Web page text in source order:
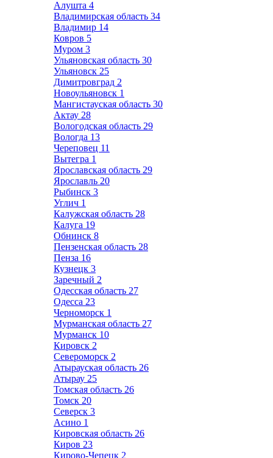
Алушта 4
Владимирская область 34
Владимир 14
Ковров 5
Муром 3
Ульяновская область 30
Ульяновск 25
Димитровград 2
Новоульяновск 1
Мангистауская область 30
Актау 28
Вологодская область 29
Вологда 13
Череповец 11
Вытегра 1
Ярославская область 29
Ярославль 20
Рыбинск 3
Углич 1
Калужская область 28
Калуга 19
Обнинск 8
Пензенская область 28
Пенза 16
Кузнецк 3
Заречный 2
Одесская область 27
Одесса 23
Черноморск 1
Мурманская область 27
Мурманск 10
Кировск 2
Североморск 2
Атырауская область 26
Атырау 25
Томская область 26
Томск 20
Северск 3
Асино 1
Кировская область 26
Киров 23
Кирово-Чепецк 2